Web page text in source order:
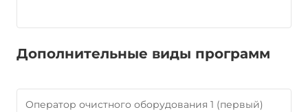
Дополнительные виды программ
Оператор очистного оборудования 1 (первый)